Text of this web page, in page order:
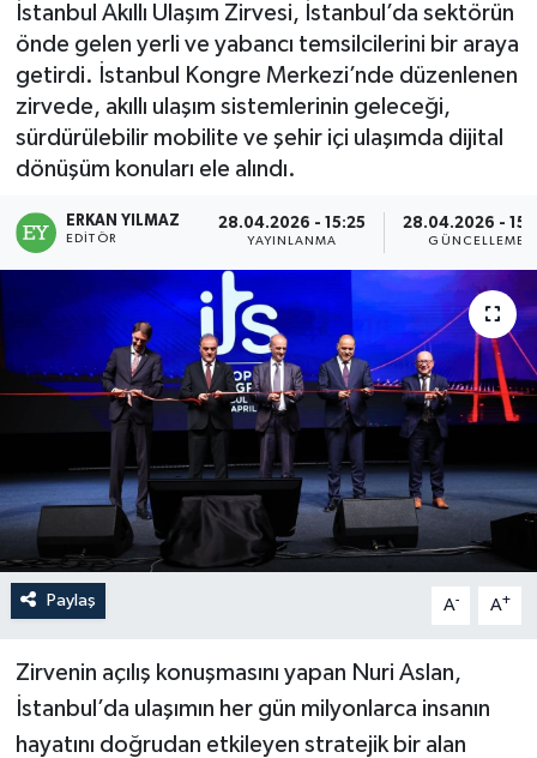
İstanbul Akıllı Ulaşım Zirvesi, İstanbul’da sektörün
önde gelen yerli ve yabancı temsilcilerini bir araya
getirdi. İstanbul Kongre Merkezi’nde düzenlenen
zirvede, akıllı ulaşım sistemlerinin geleceği,
sürdürülebilir mobilite ve şehir içi ulaşımda dijital
dönüşüm konuları ele alındı.
ERKAN YILMAZ
EDITÖR
28.04.2026 - 15:25
YAYINLANMA
28.04.2026 -
GÜNCELLEME
Paylaş A- A+
Zirvenin açılış konuşmasını yapan Nuri Aslan,
İstanbul’da ulaşımın her gün milyonlarca insanın
hayatını doğrudan etkileyen stratejik bir alan
TAŞITLAR